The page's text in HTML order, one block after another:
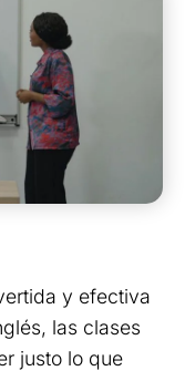
y efectiva
las clases
justo lo que